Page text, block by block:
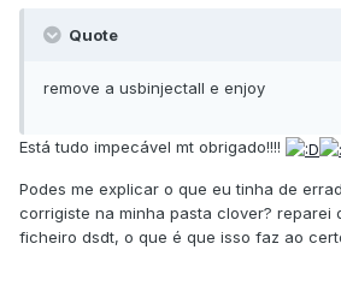
Quote
remove a usbinjectall e enjoy
Está tudo impecável mt obrigado!!!!
Podes me explicar o que eu tinha de
corrigiste na minha pasta clover? reparei
ficheiro dsdt, o que é que isso faz ao